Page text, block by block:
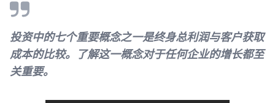
投资中的七个重要概念之一是终身总利润与客户获取
成本的比较。了解这一概念对于任何企业的增长都至
关重要。